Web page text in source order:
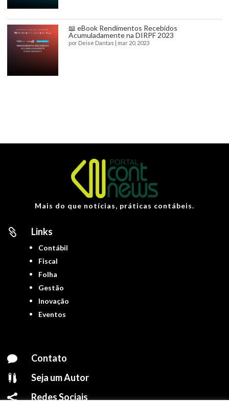
📖 eBook Rendimentos Recebidos
Acumuladamente na DIRPF 2023
por Deise Dantas mar 20, 2023
Mais do que notícias, práticas contábeis.
 Links
Contábil
Fiscal
Folha
Gestão
Inovação
Eventos
 Contato
 Seja um Autor
 Redes Sociais